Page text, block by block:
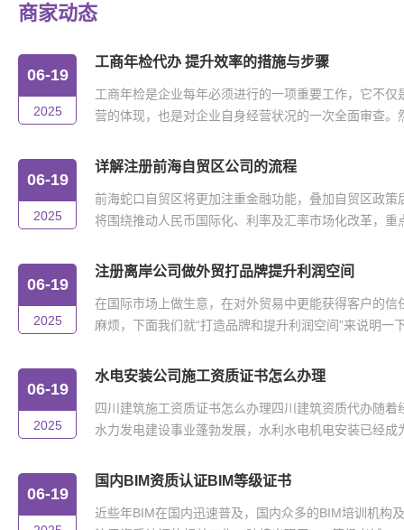
商家动态
06-19
2025
工商年检代办 提升效率的措施与步骤
工商年检是企业每年必须进行的一项重要工作，它不仅
营的体现，也是对企业自身经营状况的一次全面审查。
06-19
2025
详解注册前海自贸区公司的流程
前海蛇口自贸区将更加注重金融功能，叠加自贸区政策
将围绕推动人民币国际化、利率及汇率市场化改革，重
06-19
2025
注册离岸公司做外贸打品牌提升利润空间
在国际市场上做生意，在对外贸易中更能获得客户的信
麻烦，下面我们就“打造品牌和提升利润空间”来说明一
06-19
2025
水电安装公司施工资质证书怎么办理
四川建筑施工资质证书怎么办理四川建筑资质代办随着
水力发电建设事业蓬勃发展，水利水电机电安装已经成
06-19
国内BIM资质认证BIM等级证书
近些年BIM在国内迅速普及，国内众多的BIM培训机构